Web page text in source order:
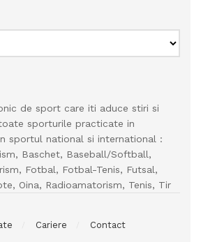
de sport care iti aduce stiri si
sporturile practicate in
sportul national si international :
Baschet, Baseball/Softball,
Fotbal, Fotbal-Tenis, Futsal,
Oina, Radioamatorism, Tenis, Tir
Cariere Contact